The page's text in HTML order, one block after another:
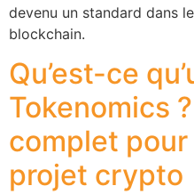
devenu un standard dans
blockchain.
Qu’est-ce
Tokenomics
complet
projet crypto